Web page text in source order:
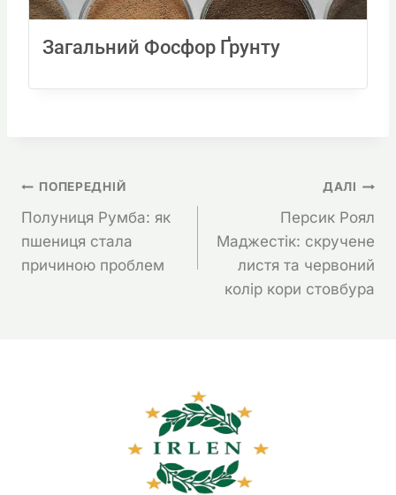
Загальний Фосфор Ґрунту
Навігація
Записів
ПОПЕРЕДНІЙ
Полуниця Румба: як
пшениця стала
причиною проблем
ДАЛІ
Персик Роял
Маджестік: скручене
листя та червоний
колір кори стовбура